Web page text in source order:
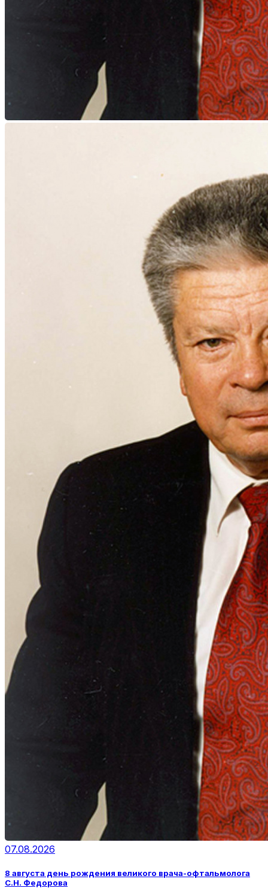
07.08.2026
8 августа день рождения великого врача-офтальмолога
С.Н. Федорова